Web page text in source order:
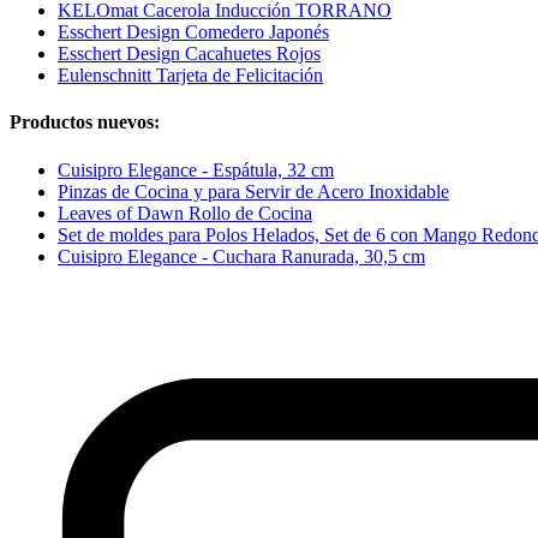
KELOmat Cacerola Inducción TORRANO
Esschert Design Comedero Japonés
Esschert Design Cacahuetes Rojos
Eulenschnitt Tarjeta de Felicitación
Productos nuevos:
Cuisipro Elegance - Espátula, 32 cm
Pinzas de Cocina y para Servir de Acero Inoxidable
Leaves of Dawn Rollo de Cocina
Set de moldes para Polos Helados, Set de 6 con Mango
Cuisipro Elegance - Cuchara Ranurada, 30,5 cm